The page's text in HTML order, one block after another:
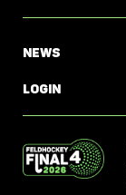
News
Login